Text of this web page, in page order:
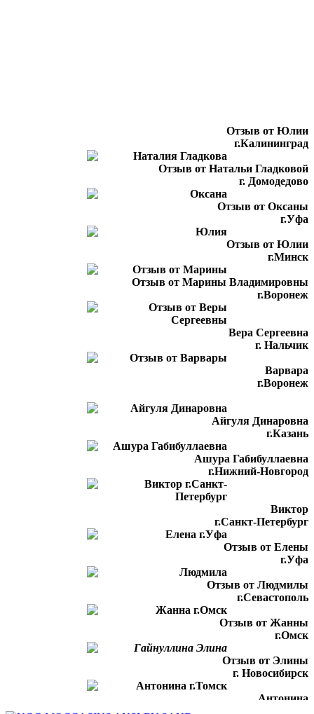
Отзыв от Юлии
г.Калининград
Отзыв от Натальи Гладковой
г. Домодедово
Отзыв от Оксаны
г.Уфа
Отзыв от Юлии
г.Минск
Отзыв от Марины Владимировны
г.Воронеж
Вера Сергеевна
г. Нальчик
Варвара
г.Воронеж
Айгуля Динаровна
г.Казань
Ашура Габибуллаевна
г.Нижний-Новгород
Виктор
г.Санкт-Петербург
Отзыв от Елены
г.Уфа
Отзыв от Людмилы
г.Севастополь
Отзыв от Жанны
г.Омск
Отзыв от Элины
г. Новосибирск
Антонина